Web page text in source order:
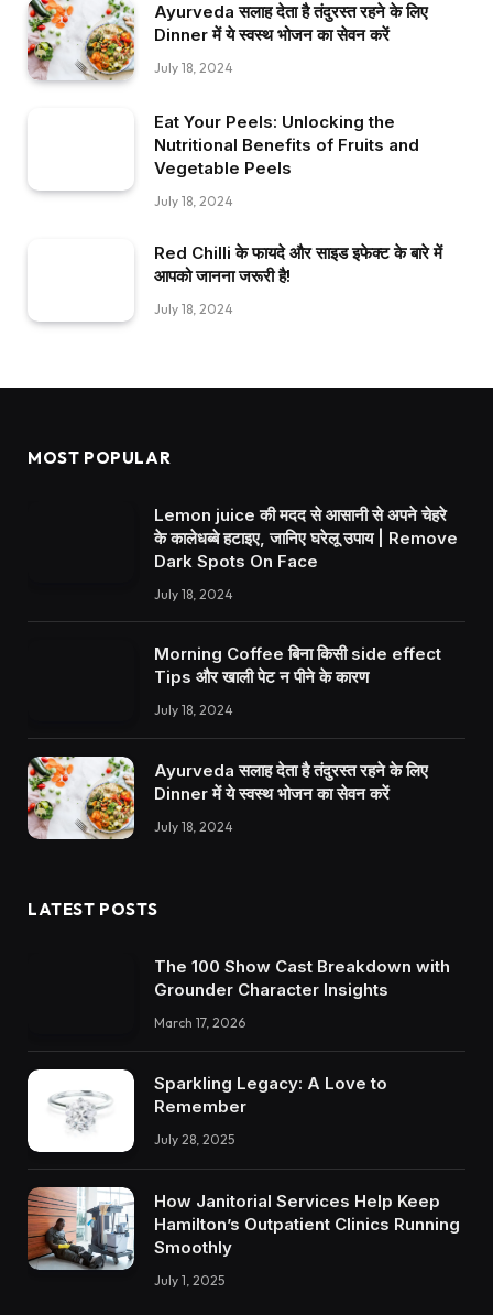
Ayurveda सलाह देता है तंदुरस्त रहने के लिए
Dinner में ये स्वस्थ भोजन का सेवन करें
July 18, 2024
Eat Your Peels: Unlocking the
Nutritional Benefits of Fruits and
Vegetable Peels
July 18, 2024
Red Chilli के फायदे और साइड इफेक्ट के बारे में
आपको जानना जरूरी है!
July 18, 2024
MOST POPULAR
Lemon juice की मदद से आसानी से अपने चेहरे
के कालेधब्बे हटाइए, जानिए घरेलू उपाय | Remove
Dark Spots On Face
July 18, 2024
Morning Coffee बिना किसी side effect
Tips और खाली पेट न पीने के कारण
July 18, 2024
Ayurveda सलाह देता है तंदुरस्त रहने के लिए
Dinner में ये स्वस्थ भोजन का सेवन करें
July 18, 2024
LATEST POSTS
The 100 Show Cast Breakdown with
Grounder Character Insights
March 17, 2026
Sparkling Legacy: A Love to
Remember
July 28, 2025
How Janitorial Services Help Keep
Hamilton’s Outpatient Clinics Running
Smoothly
July 1, 2025